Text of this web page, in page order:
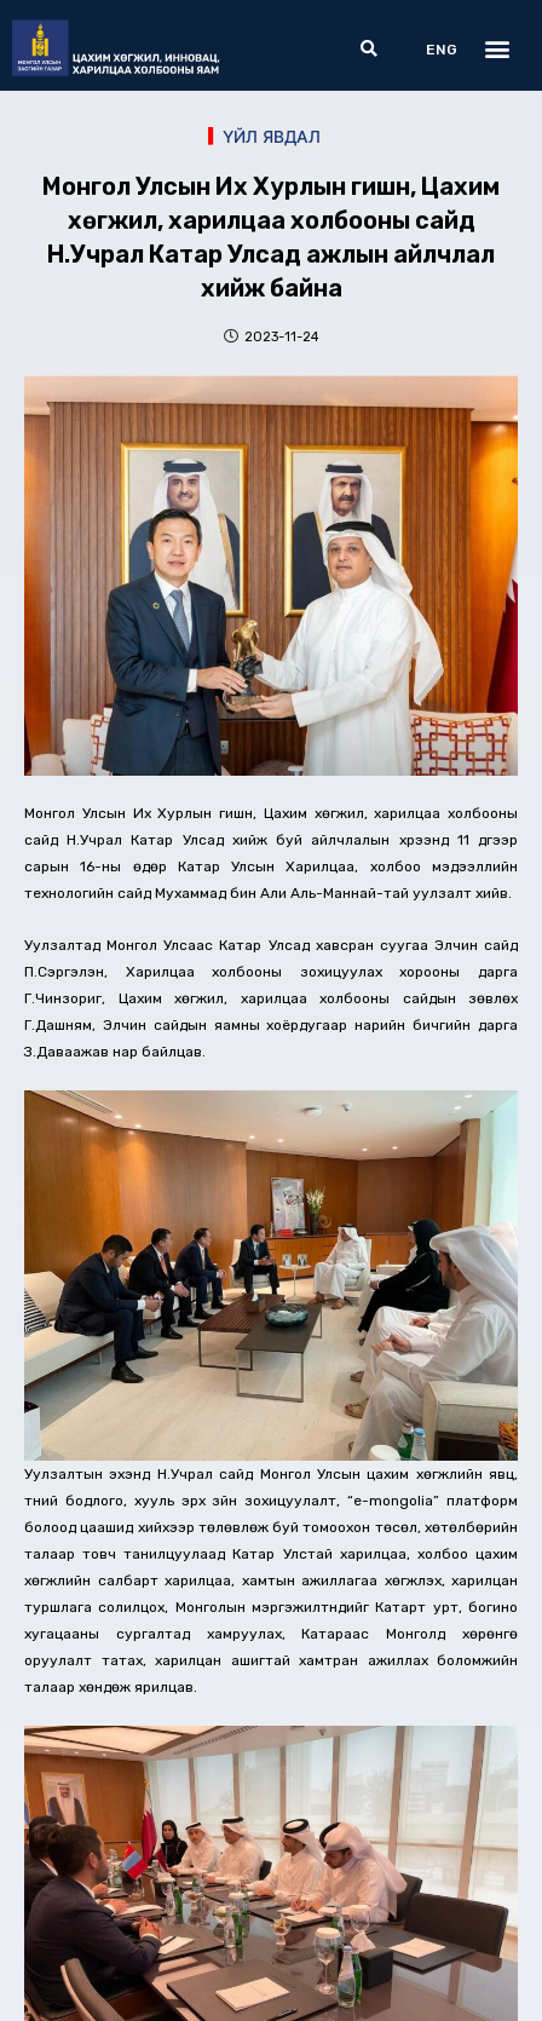
content
Search
ENG
ҮЙЛ ЯВДАЛ
Монгол Улсын Их Хурлын гишүүн, Цахим
хөгжил, харилцаа холбооны сайд
Н.Учрал Катар Улсад ажлын айлчлал
хийж байна
2023-11-24
Монгол Улсын Их Хурлын гишүүн, Цахим хөгжил, харилцаа холбооны
сайд Н.Учрал Катар Улсад хийж буй айлчлалын хүрээнд 11 дүгээр
сарын 16-ны өдөр Катар Улсын Харилцаа, холбоо мэдээллийн
технологийн сайд Мухаммад бин Али Аль-Маннай-тай уулзалт хийв.
Уулзалтад Монгол Улсаас Катар Улсад хавсран суугаа Элчин сайд
П.Сэргэлэн, Харилцаа холбооны зохицуулах хорооны дарга
Г.Чинзориг, Цахим хөгжил, харилцаа холбооны сайдын зөвлөх
Г.Дашням, Элчин сайдын яамны хоёрдугаар нарийн бичгийн дарга
З.Даваажав нар байлцав.
Уулзалтын эхэнд Н.Учрал сайд Монгол Улсын цахим хөгжлийн явц,
түүний бодлого, хууль эрх зүйн зохицуулалт, “e-mongolia” платформ
болоод цаашид хийхээр төлөвлөж буй томоохон төсөл, хөтөлбөрийн
талаар товч танилцуулаад Катар Улстай харилцаа, холбоо цахим
хөгжлийн салбарт харилцаа, хамтын ажиллагаа хөгжүүлэх, харилцан
туршлага солилцох, Монголын мэргэжилтнүүдийг Катарт урт, богино
хугацааны сургалтад хамруулах, Катараас Монголд хөрөнгө
оруулалт татах, харилцан ашигтай хамтран ажиллах боломжийн
талаар хөндөж ярилцав.